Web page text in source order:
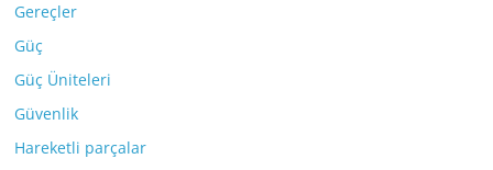
Gereçler
Güç
Güç Üniteleri
Güvenlik
Hareketli parçalar